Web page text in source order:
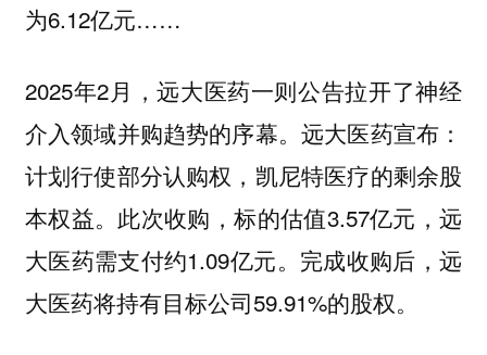
为6.12亿元……
2025年2月，远大医药一则公告拉开了神经
介入领域并购趋势的序幕。远大医药宣布：
计划行使部分认购权，凯尼特医疗的剩余股
本权益。此次收购，标的估值3.57亿元，远
大医药需支付约1.09亿元。完成收购后，远
大医药将持有目标公司59.91%的股权。